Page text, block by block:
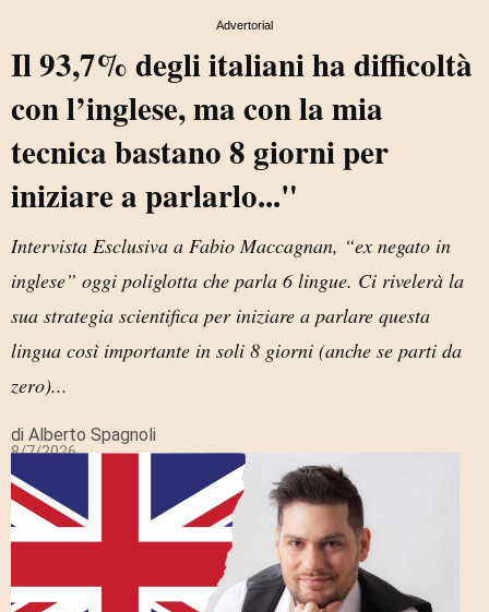
Advertorial
Il 93,7% degli italiani ha difficoltà
con l’inglese, ma con la mia
tecnica bastano 8 giorni per
iniziare a parlarlo..."
Intervista Esclusiva a Fabio Maccagnan, “ex negato in
inglese” oggi poliglotta che parla 6 lingue. Ci rivelerà la
sua strategia scientifica per iniziare a parlare questa
lingua così importante in soli 8 giorni (anche se parti da
zero)...
di Alberto Spagnoli
8/7/2026